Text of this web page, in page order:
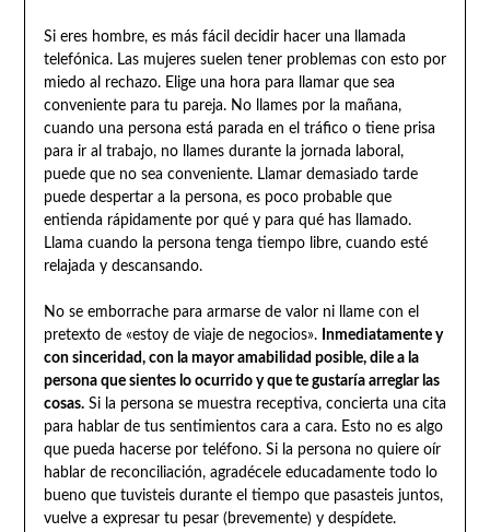
Si eres hombre, es más fácil decidir hacer una llamada
telefónica. Las mujeres suelen tener problemas con esto por
miedo al rechazo. Elige una hora para llamar que sea
conveniente para tu pareja. No llames por la mañana,
cuando una persona está parada en el tráfico o tiene prisa
para ir al trabajo, no llames durante la jornada laboral,
puede que no sea conveniente. Llamar demasiado tarde
puede despertar a la persona, es poco probable que
entienda rápidamente por qué y para qué has llamado.
Llama cuando la persona tenga tiempo libre, cuando esté
relajada y descansando.
No se emborrache para armarse de valor ni llame con el
pretexto de «estoy de viaje de negocios». Inmediatamente y
con sinceridad, con la mayor amabilidad posible, dile a la
persona que sientes lo ocurrido y que te gustaría arreglar las
cosas.Si la persona se muestra receptiva, concierta una cita
para hablar de tus sentimientos cara a cara. Esto no es algo
que pueda hacerse por teléfono. Si la persona no quiere oír
hablar de reconciliación, agradécele educadamente todo lo
bueno que tuvisteis durante el tiempo que pasasteis juntos,
vuelve a expresar tu pesar (brevemente) y despídete.